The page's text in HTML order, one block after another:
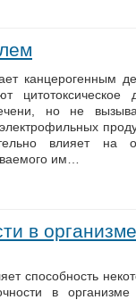
канцерогенным
цитотоксическое
но не
влияет на
им…
в
способность
в